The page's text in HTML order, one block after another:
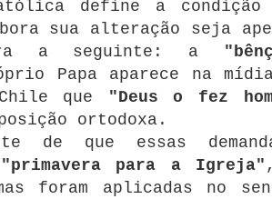
define a condição
sua alteração seja
a seguinte: a
Papa aparece na
que
"Deus o fez
ortodoxa.
de que essas
"primavera para a Igreja"
foram aplicadas no